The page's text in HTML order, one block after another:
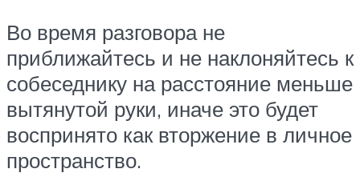
Во время разговора не
приближайтесь и не наклоняйтесь к
собеседнику на расстояние меньше
вытянутой руки, иначе это будет
воспринято как вторжение в личное
пространство.